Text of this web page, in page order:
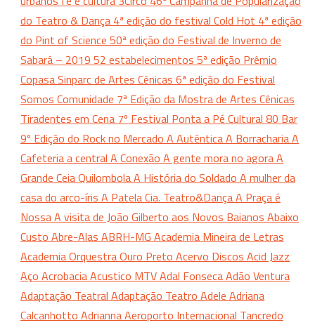
do Teatro & Dança 4ª edição do festival Cold Hot 4ª edição
do Pint of Science 50ª edição do Festival de Inverno de
Sabará – 2019 52 estabelecimentos 5ª edição Prêmio
Copasa Sinparc de Artes Cênicas 6ª edição do Festival
Somos Comunidade 7ª Edição da Mostra de Artes Cênicas
Tiradentes em Cena 7º Festival Ponta a Pé Cultural 80 Bar
9º Edição do Rock no Mercado A AutênticaA BorrachariaA
Cafeteriaa central A Conexão A gente mora no agoraA
Grande Ceia QuilombolaA História do Soldado A mulher da
casa do arco-íris A Patela Cia. Teatro&DançaA Praça é
NossaA visita de João Gilberto aos Novos Baianos Abaixo
Custo Abre-Alas ABRH-MG Academia Mineira de Letras
Academia Orquestra Ouro Preto Acervo Discos Acid Jazz
Aço AcrobaciaAcustico MTVAdal FonsecaAdão Ventura
Adaptação Teatral Adaptação Teatro Adele Adriana
Calcanhotto AdriannaAeroporto Internacional Tancredo